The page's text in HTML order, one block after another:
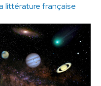
littérature française